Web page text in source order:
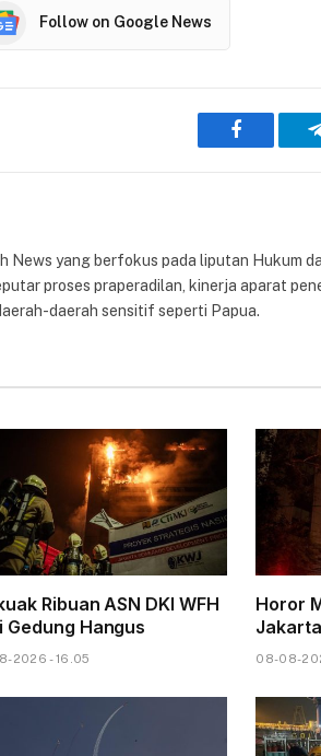
Follow on Google News
Facebook
News yang berfokus pada liputan Hukum
proses praperadilan, kinerja aparat
daerah sensitif seperti Papua.
Ribuan ASN DKI WFH
Gedung Hangus
2026 - 16.05
Horor
08-08-